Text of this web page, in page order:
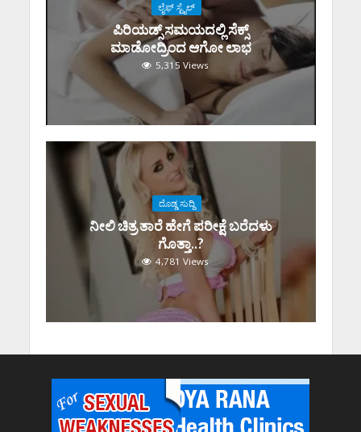
ಲೈಫ್ ಸ್ಟೈಲ್
ಪಿರಿಯಡ್ಸ್‌ ಸಮಯದಲ್ಲಿ ಸೆಕ್ಸ್‌
ಮಾಡೋದ್ರಿಂದ ಆಗೋ ಲಾಭ
5,315 Views
ದೊಡ್ಡ ಸುದ್ದಿ
ನೀಲಿ ಚಿತ್ರ ತಾರೆ ಹೇಗೆ ಪರೀಕ್ಷೆ ಬರೆದಳು
ಗೊತ್ತಾ..?
4,781 Views